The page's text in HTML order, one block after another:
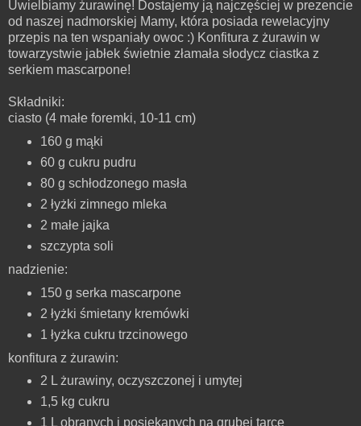
Uwielbiamy żurawinę! Dostajemy ją najczęściej w prezencie
od naszej nadmorskiej Mamy, która posiada rewelacyjny
przepis na ten wspaniały owoc :) Konfitura z żurawin w
towarzystwie jabłek świetnie złamała słodycz ciastka z
serkiem mascarpone!
Składniki:
ciasto (4 małe foremki, 10-11 cm)
160 g mąki
60 g cukru pudru
80 g schłodzonego masła
2 łyżki zimnego mleka
2 małe jajka
szczypta soli
nadzienie:
150 g serka mascarpone
2 łyżki śmietany kremówki
1 łyżka cukru trzcinowego
konfitura z żurawin:
2 L żurawiny, oczyszczonej i umytej
1,5 kg cukru
1 L obranych i posiekanych na grubej tarce